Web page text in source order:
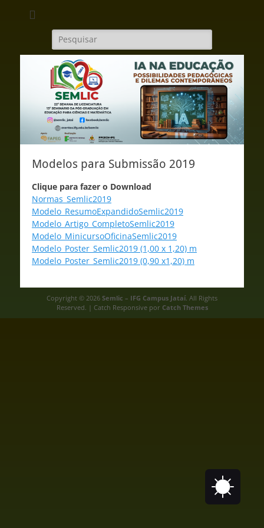
Campus Jataí
Pesquisar
por:
Modelos para Submissão 2019
Clique para fazer o Download
Normas_Semlic2019
Modelo_ResumoExpandidoSemlic2019
Modelo_Artigo_CompletoSemlic2019
Modelo_MinicursoOficinaSemlic2019
Modelo_Poster_Semlic2019 (1,00 x 1,20) m
Modelo_Poster_Semlic2019 (0,90 x1,20) m
Copyright © 2026 Semlic – IFG Campus Jataí. All Rights
Reserved. | Catch Responsive por Catch Themes